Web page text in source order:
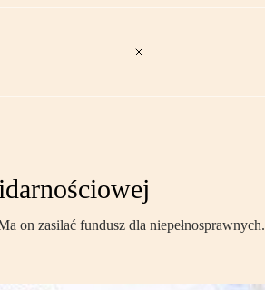
on zasilać fundusz dla niepełnosprawnych.